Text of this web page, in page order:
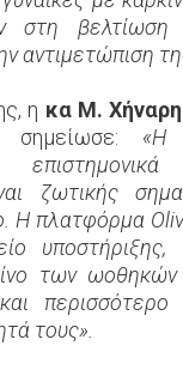
στη βελτίωση
αντιμετώπιση
η κα Μ.
σημείωσε: «Η
ζωτικής
Η πλατφόρμα
των ωοθηκών
περισσότερο
τους».